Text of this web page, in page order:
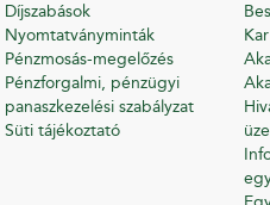
Díjszabások
Nyomtatványminták
Pénzmosás-megelőzés
Pénzforgalmi, pénzügyi
panaszkezelési szabályzat
Süti tájékoztató